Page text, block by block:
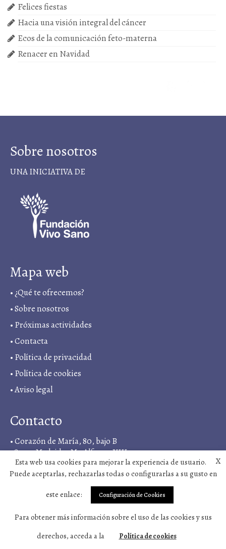
Felices fiestas
Hacia una visión integral del cáncer
Ecos de la comunicación feto-materna
Renacer en Navidad
Sobre nosotros
UNA INICIATIVA DE
Mapa web
•¿Qué te ofrecemos?
•Sobre nosotros
• Próximas actividades
•Contacta
• Política de privacidad
• Política de cookies
•Aviso legal
Contacto
• Corazón de María, 80, bajo B
28022, Madrid, <M> Alfonso XIII
• +34 919 03 11 18
sintergetica@vivosano.org
Síguenos en
X
Esta web usa cookies para mejorar la experiencia de usuario.
Puede aceptarlas, rechazarlas todas o configurarlas a su gusto en
este enlace: Configuración de Cookies
Para obtener más información sobre el uso de las cookies y sus
derechos, acceda a la
Política de cookies